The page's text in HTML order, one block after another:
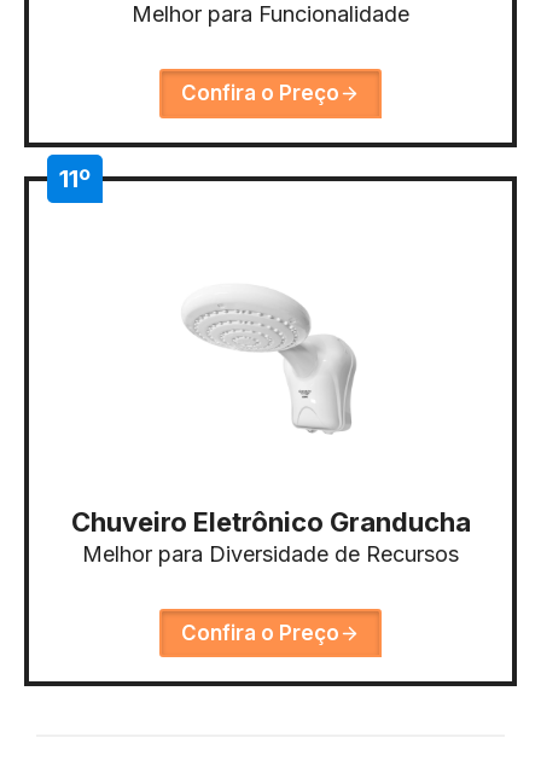
Melhor para Funcionalidade
Confira o Preço
11º
Chuveiro Eletrônico Granducha
Melhor para Diversidade de Recursos
Confira o Preço